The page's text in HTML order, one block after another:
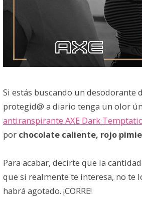
Si estás buscando un
protegid@ a diario tenga un olor
antiranspirante AXE Dark
por chocolate caliente, rojo
Para acabar, decirte que la
que si realmente te interesa, no te
habrá agotado. ¡CORRE!